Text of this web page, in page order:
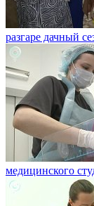
разгаре дачный
медицинского